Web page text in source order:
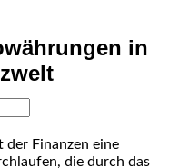
in
der Finanzen eine
die durch das